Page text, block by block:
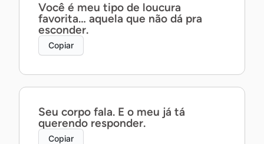
Você é meu tipo de loucura
favorita… aquela que não dá pra
esconder.
Copiar
Seu corpo fala. E o meu já tá
querendo responder.
Copiar